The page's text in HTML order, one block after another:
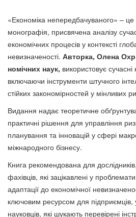
«Економіка непередбачуваного» – це
монографія, присвячена аналізу
економічних процесів у контексті
невизначеності. Авторка, Олена
но­мічних наук, використовує сучасні
включаючи інструменти штучного
стійких закономірностей у мінливих
Видання надає теоретичне
практичні рішення для управління
планування та інновацій у сфері
міжнародного бізнесу.
Книга рекомендована для дослідників,
фахів­ців, які зацікавлені у
адаптації до еконо­мічної
ключовим ресурсом для під­приємців,
науковців, які шукають перевірені